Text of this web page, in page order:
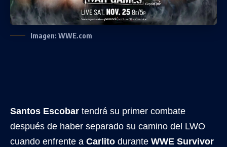
Imagen: WWE.com
Santos Escobar tendrá su primer combate
después de haber separado su camino del LWO
cuando enfrente a Carlito durante WWE Survivor